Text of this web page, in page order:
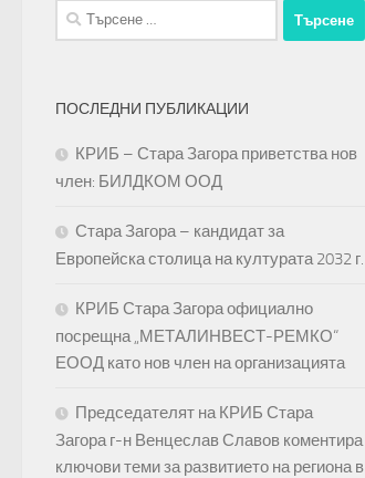
Търсене
за:
ПОСЛЕДНИ ПУБЛИКАЦИИ
КРИБ – Стара Загора приветства нов
член: БИЛДКОМ ООД
Стара Загора – кандидат за
Европейска столица на културата 2032 г.
КРИБ Стара Загора официално
посрещна „МЕТАЛИНВЕСТ-РЕМКО“
ЕООД като нов член на организацията
Председателят на КРИБ Стара
Загора г-н Венцеслав Славов коментира
ключови теми за развитието на региона в